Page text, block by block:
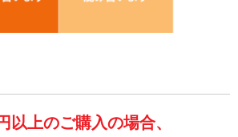
以上のご購入の場合、